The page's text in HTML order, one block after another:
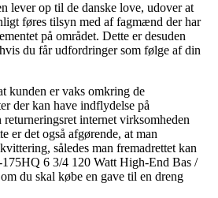
lever op til de danske love, udover at
føres tilsyn med af fagmænd der har
på området. Dette er desuden
du får udfordringer som følge af din
kunden er vaks omkring de
der kan have indflydelse på
internet virksomheden
er det også afgørende, at man
således man fremadrettet kan
6 3/4 120 Watt High-End Bas /
du skal købe en gave til en dreng